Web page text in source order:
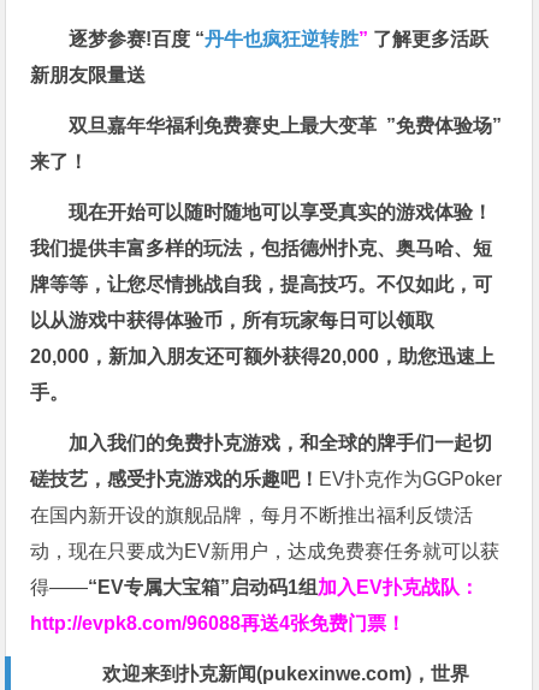
逐梦参赛!百度 “丹牛也疯狂逆转胜” 了解更多活跃
新朋友限量送
双旦嘉年华福利免费赛史上最大变革 ”免费体验场”
来了！
现在开始可以随时随地可以享受真实的游戏体验！
我们提供丰富多样的玩法，包括德州扑克、奥马哈、短
牌等等，让您尽情挑战自我，提高技巧。不仅如此，可
以从游戏中获得体验币，所有玩家每日可以领取
20,000，新加入朋友还可额外获得20,000，助您迅速上
手。
加入我们的免费扑克游戏，和全球的牌手们一起切
磋技艺，感受扑克游戏的乐趣吧！ EV扑克作为GGPoker
在国内新开设的旗舰品牌，每月不断推出福利反馈活
动，现在只要成为EV新用户，达成免费赛任务就可以获
得——“EV专属大宝箱”启动码1组 加入EV扑克战队：
http://evpk8.com/96088再送4张免费门票！
欢迎来到扑克新闻(pukexinwe.com)，世界